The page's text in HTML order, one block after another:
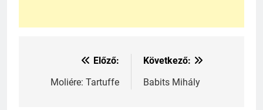
Bejegyzés
navigáció
Előző:
Moliére: Tartuffe
Következő:
Babits Mihály
A középkor titkai: Mi rejtőzött a